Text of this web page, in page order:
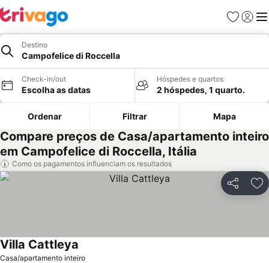
Favoritos
Iniciar
Destino
Campofelice di Roccella
Check-in/out
Escolha as datas
Hóspedes e quartos
2 hóspedes, 1 quarto.
Ordenar Filtrar Mapa
Compare preços de Casa/apartamento inteiro
em Campofelice di Roccella, Itália
Como os pagamentos influenciam os resultados
Partilhar
Casa/apartamento inteiro
Villa Cattleya